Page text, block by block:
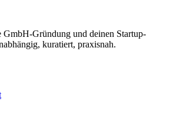
Gründung und deinen Startup-
kuratiert, praxisnah.